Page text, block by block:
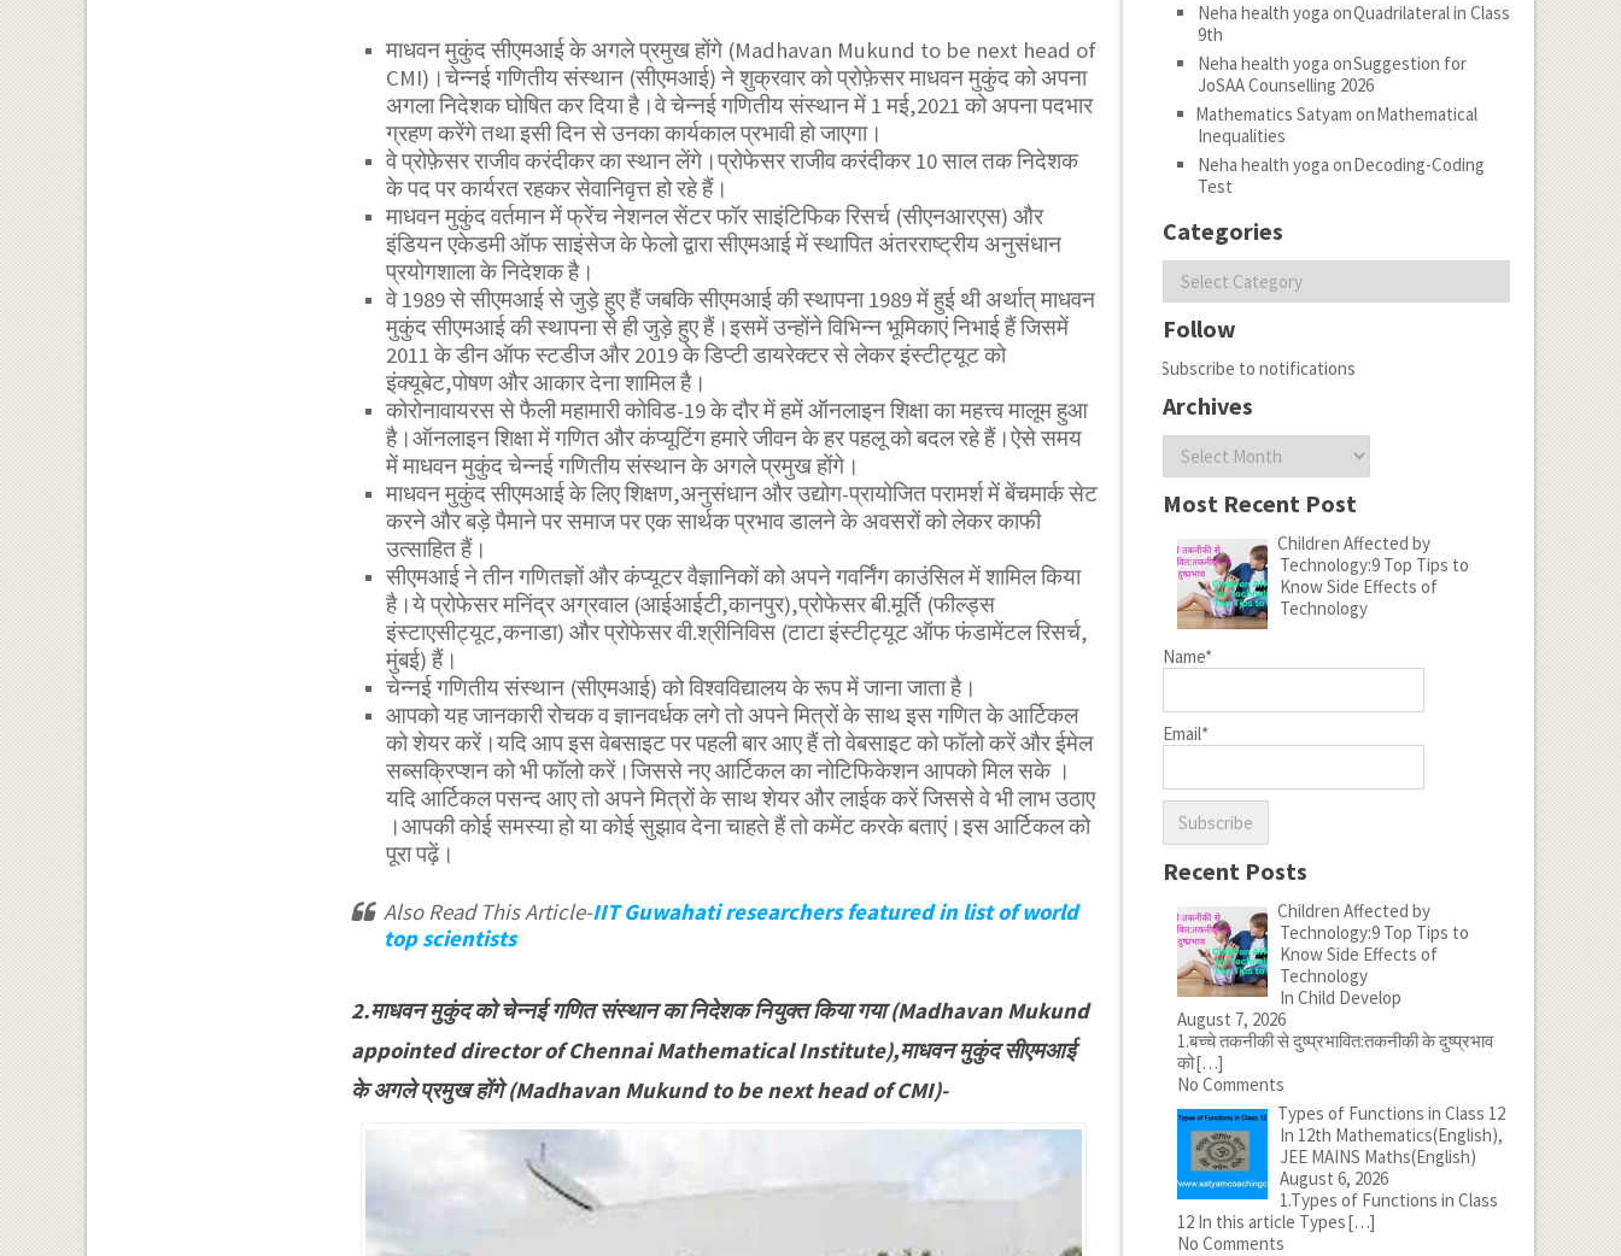
माधवन मुकुंद सीएमआई के अगले प्रमुख होंगे (Madhavan Mukund to be next head of
CMI)।चेन्नई गणितीय संस्थान (सीएमआई) ने शुक्रवार को प्रोफ़ेसर माधवन मुकुंद को अपना
अगला निदेशक घोषित कर दिया है।वे चेन्नई गणितीय संस्थान में 1 मई,2021 को अपना पदभार
ग्रहण करेंगे तथा इसी दिन से उनका कार्यकाल प्रभावी हो जाएगा।
वे प्रोफ़ेसर राजीव करंदीकर का स्थान लेंगे।प्रोफेसर राजीव करंदीकर 10 साल तक निदेशक
के पद पर कार्यरत रहकर सेवानिवृत्त हो रहे हैं।
माधवन मुकुंद वर्तमान में फ्रेंच नेशनल सेंटर फॉर साइंटिफिक रिसर्च (सीएनआरएस) और
इंडियन एकेडमी ऑफ साइंसेज के फेलो द्वारा सीएमआई में स्थापित अंतरराष्ट्रीय अनुसंधान
प्रयोगशाला के निदेशक है।
वे 1989 से सीएमआई से जुड़े हुए हैं जबकि सीएमआई की स्थापना 1989 में हुई थी अर्थात् माधवन
मुकुंद सीएमआई की स्थापना से ही जुड़े हुए हैं।इसमें उन्होंने विभिन्न भूमिकाएं निभाई हैं जिसमें
2011 के डीन ऑफ स्टडीज और 2019 के डिप्टी डायरेक्टर से लेकर इंस्टीट्यूट को
इंक्यूबेट,पोषण और आकार देना शामिल है।
कोरोनावायरस से फैली महामारी कोविड-19 के दौर में हमें ऑनलाइन शिक्षा का महत्त्व मालूम हुआ
है।ऑनलाइन शिक्षा में गणित और कंप्यूटिंग हमारे जीवन के हर पहलू को बदल रहे हैं।ऐसे समय
में माधवन मुकुंद चेन्नई गणितीय संस्थान के अगले प्रमुख होंगे।
माधवन मुकुंद सीएमआई के लिए शिक्षण,अनुसंधान और उद्योग-प्रायोजित परामर्श में बेंचमार्क सेट
करने और बड़े पैमाने पर समाज पर एक सार्थक प्रभाव डालने के अवसरों को लेकर काफी
उत्साहित हैं।
सीएमआई ने तीन गणितज्ञों और कंप्यूटर वैज्ञानिकों को अपने गवर्निंग काउंसिल में शामिल किया
है।ये प्रोफेसर मनिंद्र अग्रवाल (आईआईटी,कानपुर),प्रोफेसर बी.मूर्ति (फील्ड्स
इंस्टाएसीट्यूट,कनाडा) और प्रोफेसर वी.श्रीनिविस (टाटा इंस्टीट्यूट ऑफ फंडामेंटल रिसर्च,
मुंबई) हैं।
चेन्नई गणितीय संस्थान (सीएमआई) को विश्वविद्यालय के रूप में जाना जाता है।
आपको यह जानकारी रोचक व ज्ञानवर्धक लगे तो अपने मित्रों के साथ इस गणित के आर्टिकल
को शेयर करें।यदि आप इस वेबसाइट पर पहली बार आए हैं तो वेबसाइट को फॉलो करें और ईमेल
सब्सक्रिप्शन को भी फॉलो करें।जिससे नए आर्टिकल का नोटिफिकेशन आपको मिल सके ।
यदि आर्टिकल पसन्द आए तो अपने मित्रों के साथ शेयर और लाईक करें जिससे वे भी लाभ उठाए
।आपकी कोई समस्या हो या कोई सुझाव देना चाहते हैं तो कमेंट करके बताएं।इस आर्टिकल को
पूरा पढ़ें।
Also Read This Article-IIT Guwahati researchers featured in list of world
top scientists
2.माधवन मुकुंद को चेन्नई गणित संस्थान का निदेशक नियुक्त किया गया (Madhavan Mukund
appointed director of Chennai Mathematical Institute),माधवन मुकुंद सीएमआई
के अगले प्रमुख होंगे (Madhavan Mukund to be next head of CMI)-
Neha health yoga onQuadrilateral in Class
9th
Neha health yoga onSuggestion for
JoSAA Counselling 2026
Mathematics Satyam onMathematical
Inequalities
Neha health yoga onDecoding-Coding
Test
Categories
Categories
Follow
Subscribe to notifications
Archives
Archives
Most Recent Post
Children Affected by
Technology:9 Top Tips to
Know Side Effects of
Technology
Name*
Email*
Recent Posts
Children Affected by
Technology:9 Top Tips to
Know Side Effects of
Technology
In Child Develop
August 7, 2026
1.बच्चे तकनीकी से दुष्प्रभावित:तकनीकी के दुष्प्रभाव
को[…]
No Comments
Types of Functions in Class 12
In 12th Mathematics(English),
JEE MAINS Maths(English)
August 6, 2026
1.Types of Functions in Class
12 In this article Types[…]
No Comments